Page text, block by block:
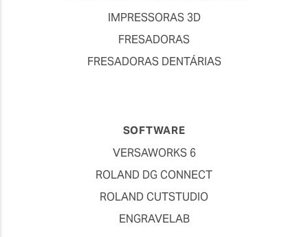
IMPRESSORAS 3D
FRESADORAS
FRESADORAS DENTÁRIAS
SOFTWARE
VERSAWORKS 6
ROLAND DG CONNECT
ROLAND CUTSTUDIO
ENGRAVELAB